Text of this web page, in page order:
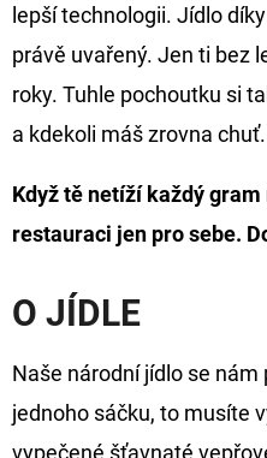
lepší technologii. Jídlo
právě uvařený. Jen ti bez
roky. Tuhle pochoutku si
a kdekoli máš zrovna chuť.
Když tě netíží každý
restauraci jen pro sebe.
O JÍDLE
Naše národní jídlo se
jednoho sáčku, to musíte
vypečené šťavnaté
FOX
CARP
SUB
FLOAT
Kč
Kč